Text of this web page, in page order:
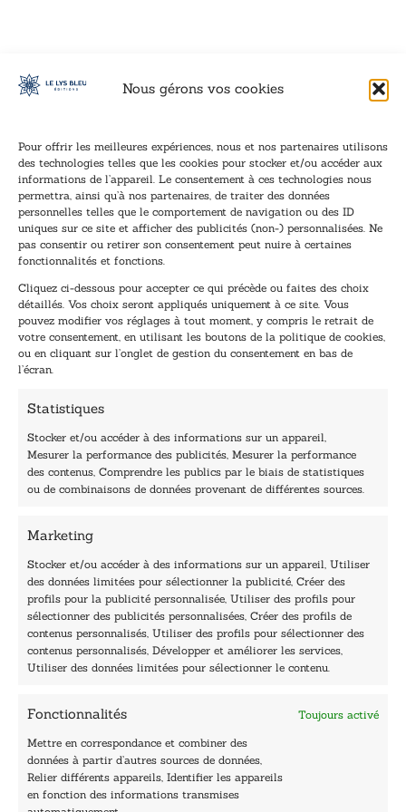
Nous gérons vos cookies
Pour offrir les meilleures expériences, nous et nos partenaires utilisons
des technologies telles que les cookies pour stocker et/ou accéder aux
informations de l’appareil. Le consentement à ces technologies nous
permettra, ainsi qu’à nos partenaires, de traiter des données
personnelles telles que le comportement de navigation ou des ID
uniques sur ce site et afficher des publicités (non-) personnalisées. Ne
pas consentir ou retirer son consentement peut nuire à certaines
fonctionnalités et fonctions.
Cliquez ci-dessous pour accepter ce qui précède ou faites des choix
détaillés. Vos choix seront appliqués uniquement à ce site. Vous
pouvez modifier vos réglages à tout moment, y compris le retrait de
votre consentement, en utilisant les boutons de la politique de cookies,
ou en cliquant sur l’onglet de gestion du consentement en bas de
l’écran.
Statistiques
Stocker et/ou accéder à des informations sur un appareil,
Mesurer la performance des publicités, Mesurer la performance
des contenus, Comprendre les publics par le biais de statistiques
ou de combinaisons de données provenant de différentes sources.
Marketing
Stocker et/ou accéder à des informations sur un appareil, Utiliser
des données limitées pour sélectionner la publicité, Créer des
profils pour la publicité personnalisée, Utiliser des profils pour
sélectionner des publicités personnalisées, Créer des profils de
contenus personnalisés, Utiliser des profils pour sélectionner des
contenus personnalisés, Développer et améliorer les services,
Utiliser des données limitées pour sélectionner le contenu.
Fonctionnalités Toujours activé
Mettre en correspondance et combiner des
données à partir d’autres sources de données,
Relier différents appareils, Identifier les appareils
en fonction des informations transmises
Inscription à la newsletter
Inscrivez-vous à notre newsletter et recevez nos
dernières nouvelles.
m
a
i
l
E
i
l
*
E
m
a
i
l
*
TENEZ-MOI AU COURANT !
40, rue du Louvre 75001 Paris
Horaires du standard
De mardi à vendredi :
9h - 12h et 13h30 - 16h30
Lundi, samedi et dimanche : fermé
Navigation
Accueil
Les Plumes du Lys Bleu
Prix sciences humaines et sociales
Nos collections
Nos auteurs
Catalogue